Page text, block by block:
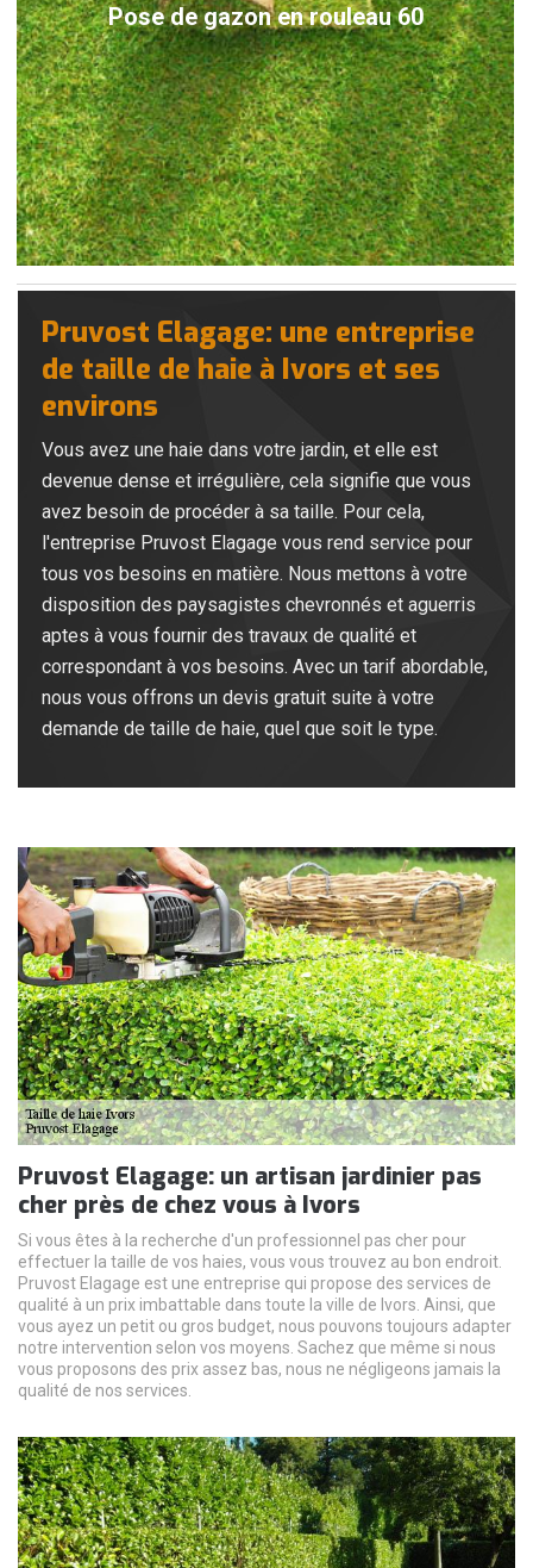
Pose de gazon en rouleau 60
Pruvost Elagage: une entreprise
de taille de haie à Ivors et ses
environs
Vous avez une haie dans votre jardin, et elle est
devenue dense et irrégulière, cela signifie que vous
avez besoin de procéder à sa taille. Pour cela,
l'entreprise Pruvost Elagage vous rend service pour
tous vos besoins en matière. Nous mettons à votre
disposition des paysagistes chevronnés et aguerris
aptes à vous fournir des travaux de qualité et
correspondant à vos besoins. Avec un tarif abordable,
nous vous offrons un devis gratuit suite à votre
demande de taille de haie, quel que soit le type.
Pruvost Elagage: un artisan jardinier pas
cher près de chez vous à Ivors
Si vous êtes à la recherche d'un professionnel pas cher pour
effectuer la taille de vos haies, vous vous trouvez au bon endroit.
Pruvost Elagage est une entreprise qui propose des services de
qualité à un prix imbattable dans toute la ville de Ivors. Ainsi, que
vous ayez un petit ou gros budget, nous pouvons toujours adapter
notre intervention selon vos moyens. Sachez que même si nous
vous proposons des prix assez bas, nous ne négligeons jamais la
qualité de nos services.